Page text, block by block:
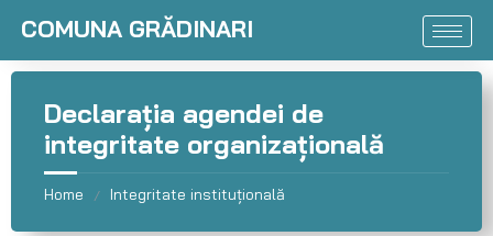
COMUNA GRĂDINARI
Declarația agendei de
integritate organizațională
Home / Integritate instituțională